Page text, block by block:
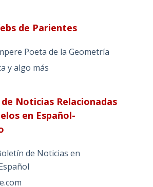
de Parientes
Poeta de la Geometría
y algo más
Noticias Relacionadas
en Español-
de Noticias en